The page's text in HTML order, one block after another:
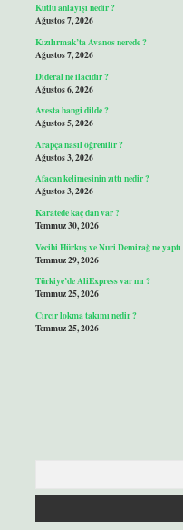
Kutlu anlayışı nedir ?
Ağustos 7, 2026
Kızılırmak’ta Avanos nerede ?
Ağustos 7, 2026
Dideral ne ilacıdır ?
Ağustos 6, 2026
Avesta hangi dilde ?
Ağustos 5, 2026
Arapça nasıl öğrenilir ?
Ağustos 3, 2026
Afacan kelimesinin zıttı nedir ?
Ağustos 3, 2026
Karatede kaç dan var ?
Temmuz 30, 2026
Vecihi Hürkuş ve Nuri Demirağ ne yaptı
Temmuz 29, 2026
Türkiye’de AliExpress var mı ?
Temmuz 25, 2026
Cırcır lokma takımı nedir ?
Temmuz 25, 2026